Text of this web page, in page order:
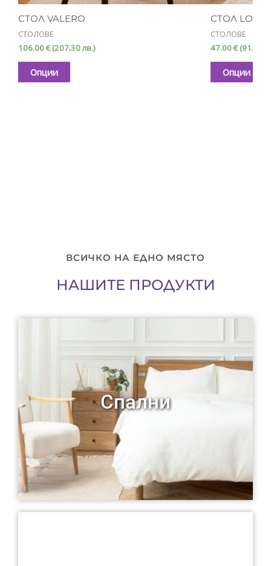
СТОЛ VALERO
СТОЛОВЕ
106.00€ (207.30 лв.)
Опции
the
page
СТОЛ
СТОЛОВЕ
47.00€ (91.90
Опции
ВСИЧКО НА ЕДНО МЯСТО
НАШИТЕ ПРОДУКТИ
Спални